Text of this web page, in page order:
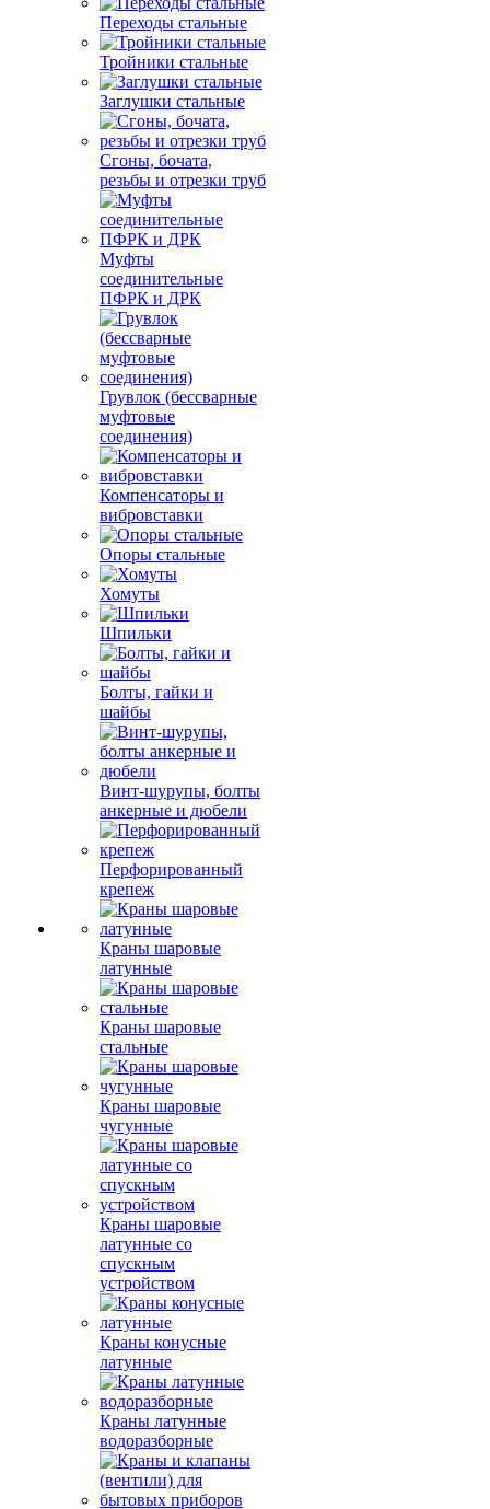
Переходы стальные
Тройники стальные
Заглушки стальные
Сгоны, бочата,
резьбы и отрезки труб
Муфты
соединительные
ПФРК и ДРК
Грувлок (бессварные
муфтовые
соединения)
Компенсаторы и
вибровставки
Опоры стальные
Хомуты
Шпильки
Болты, гайки и
шайбы
Винт-шурупы, болты
анкерные и дюбели
Перфорированный
крепеж
Краны шаровые
латунные
Краны шаровые
стальные
Краны шаровые
чугунные
Краны шаровые
латунные со
спускным
устройством
Краны конусные
латунные
Краны латунные
водоразборные